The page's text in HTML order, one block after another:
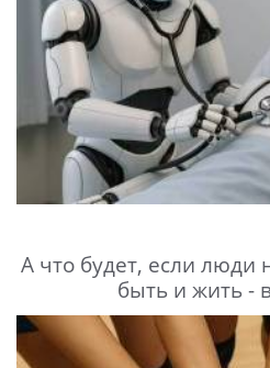
А что будет, если люди
быть и жить -